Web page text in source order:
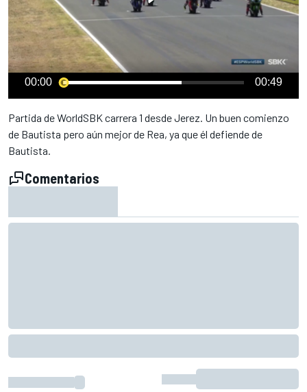
00:00 00:49
Partida de WorldSBK carrera 1 desde Jerez. Un buen comienzo
de Bautista pero aún mejor de Rea, ya que él defiende de
Bautista.
Comentarios